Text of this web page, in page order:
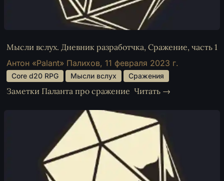
Мысли вслух. Дневник разработчка, Сражение, часть 1
Антон «Palant» Палихов, 11 февраля 2023 г.
Core d20 RPG Мысли вслух Сражения
Заметки Паланта про сражение Читать →